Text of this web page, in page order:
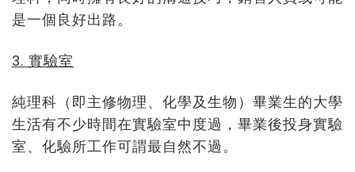
是一個良好出路。
3. 實驗室
純理科（即主修物理、化學及生物）畢業生的大學
生活有不少時間在實驗室中度過，畢業後投身實驗
室、化驗所工作可謂最自然不過。